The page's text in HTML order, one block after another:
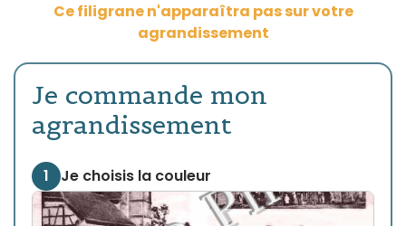
Ce filigrane n'apparaîtra pas sur votre
agrandissement
Je commande mon
agrandissement
1 Je choisis la couleur